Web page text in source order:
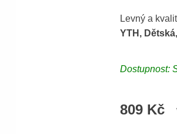
Levný a
YTH,
Dostupnost:
809 Kč